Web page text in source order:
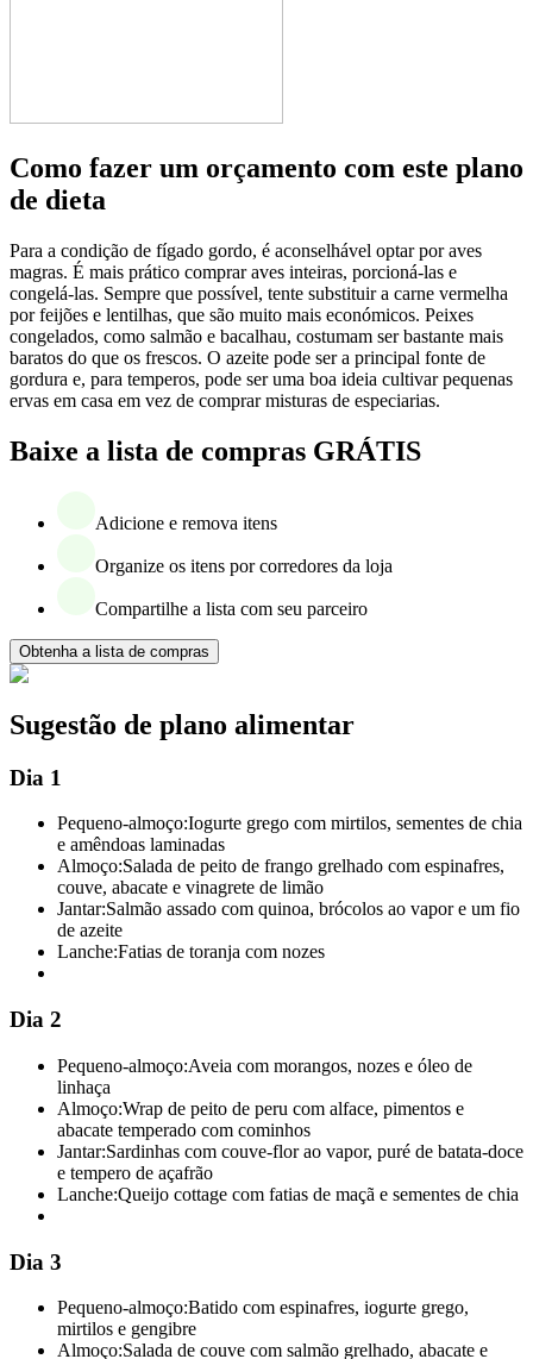
Como fazer um orçamento com este plano
de dieta
Para a condição de fígado gordo, é aconselhável optar por aves
magras. É mais prático comprar aves inteiras, porcioná-las e
congelá-las. Sempre que possível, tente substituir a carne vermelha
por feijões e lentilhas, que são muito mais económicos. Peixes
congelados, como salmão e bacalhau, costumam ser bastante mais
baratos do que os frescos. O azeite pode ser a principal fonte de
gordura e, para temperos, pode ser uma boa ideia cultivar pequenas
ervas em casa em vez de comprar misturas de especiarias.
Baixe a lista de compras GRÁTIS
Adicione e remova itens
Organize os itens por corredores da loja
Compartilhe a lista com seu parceiro
Obtenha a lista de compras
Sugestão de plano alimentar
Dia 1
Pequeno-almoço:Iogurte grego com mirtilos, sementes de chia
e amêndoas laminadas
Almoço:Salada de peito de frango grelhado com espinafres,
couve, abacate e vinagrete de limão
Jantar:Salmão assado com quinoa, brócolos ao vapor e um fio
de azeite
Lanche:Fatias de toranja com nozes
Dia 2
Pequeno-almoço:Aveia com morangos, nozes e óleo de
linhaça
Almoço:Wrap de peito de peru com alface, pimentos e
abacate temperado com cominhos
Jantar:Sardinhas com couve-flor ao vapor, puré de batata-doce
e tempero de açafrão
Lanche:Queijo cottage com fatias de maçã e sementes de chia
Dia 3
Pequeno-almoço:Batido com espinafres, iogurte grego,
mirtilos e gengibre
Almoço:Salada de couve com salmão grelhado, abacate e